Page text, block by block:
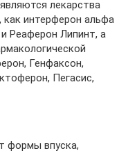
лекарства
как интерферон альфа
Реаферон Липинт, а
Генфаксон,
Пегасис,
формы впуска,